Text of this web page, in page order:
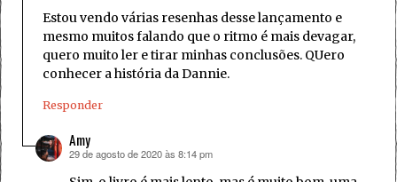
Estou vendo várias resenhas desse lançamento e
mesmo muitos falando que o ritmo é mais devagar,
quero muito ler e tirar minhas conclusões. QUero
conhecer a história da Dannie.
Responder
Amy
disse:
29 de agosto de 2020 às 8:14 pm